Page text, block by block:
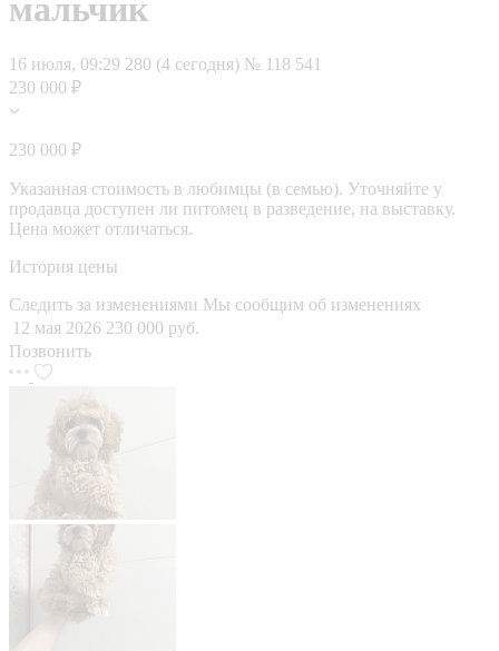
мальчик
16 июля, 09:29 280 (4 сегодня) № 118 541
230 000 ₽
230 000 ₽
Указанная стоимость в любимцы (в семью). Уточняйте у
продавца доступен ли питомец в разведение, на выставку.
Цена может отличаться.
История цены
Следить за изменениями Мы сообщим об изменениях
12 мая 2026 230 000 руб.
Позвонить